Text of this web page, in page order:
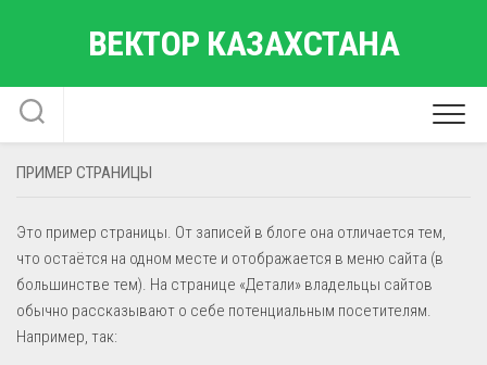
ВЕКТОР КАЗАХСТАНА
ПРИМЕР СТРАНИЦЫ
Это пример страницы. От записей в блоге она отличается тем,
что остаётся на одном месте и отображается в меню сайта (в
большинстве тем). На странице «Детали» владельцы сайтов
обычно рассказывают о себе потенциальным посетителям.
Например, так: